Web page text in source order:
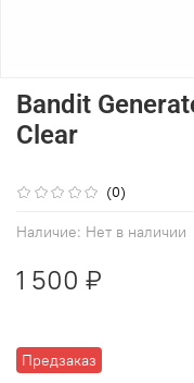
(0)
Наличие: Нет в наличии
Предзаказ
Bandit
Clear
1 500 ₽